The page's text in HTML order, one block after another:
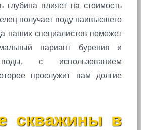
глубина влияет на стоимость
получает воду наивысшего
наших специалистов поможет
вариант бурения и
с использованием
прослужит вам долгие
скважины в